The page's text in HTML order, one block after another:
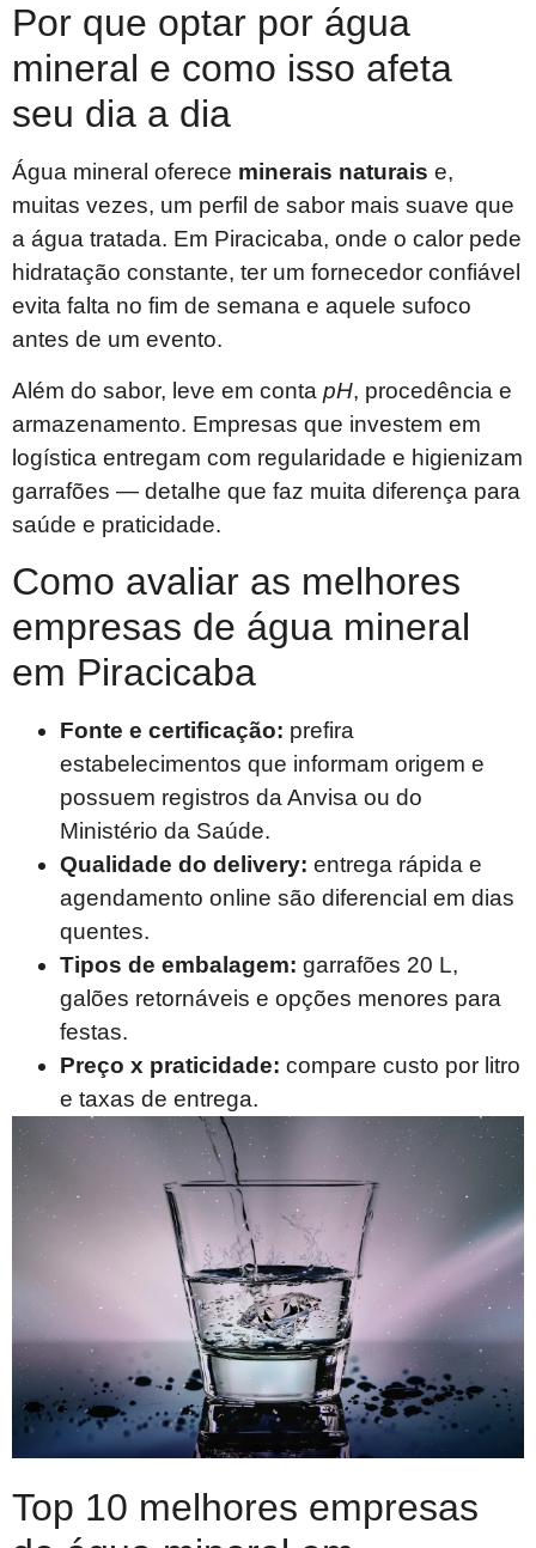
Por que optar por água
mineral e como isso afeta
seu dia a dia
Água mineral oferece minerais naturais e,
muitas vezes, um perfil de sabor mais suave que
a água tratada. Em Piracicaba, onde o calor pede
hidratação constante, ter um fornecedor confiável
evita falta no fim de semana e aquele sufoco
antes de um evento.
Além do sabor, leve em conta pH, procedência e
armazenamento. Empresas que investem em
logística entregam com regularidade e higienizam
garrafões — detalhe que faz muita diferença para
saúde e praticidade.
Como avaliar as melhores
empresas de água mineral
em Piracicaba
Fonte e certificação: prefira
estabelecimentos que informam origem e
possuem registros da Anvisa ou do
Ministério da Saúde.
Qualidade do delivery: entrega rápida e
agendamento online são diferencial em dias
quentes.
Tipos de embalagem: garrafões 20 L,
galões retornáveis e opções menores para
festas.
Preço x praticidade: compare custo por litro
e taxas de entrega.
Top 10 melhores empresas